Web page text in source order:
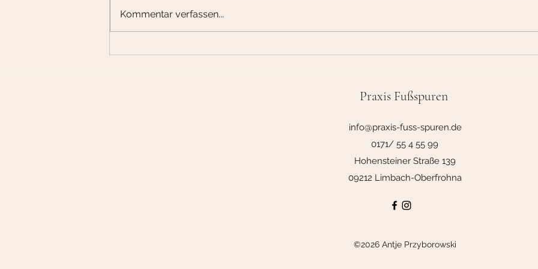
Kommentar verfassen...
Praxis Fußspuren
0171/ 55 4 55 99
info@praxis-fuss-spuren.de
Hohensteiner Straße 139
09212 Limbach-Oberfrohna
©2026 Antje Przyborowski